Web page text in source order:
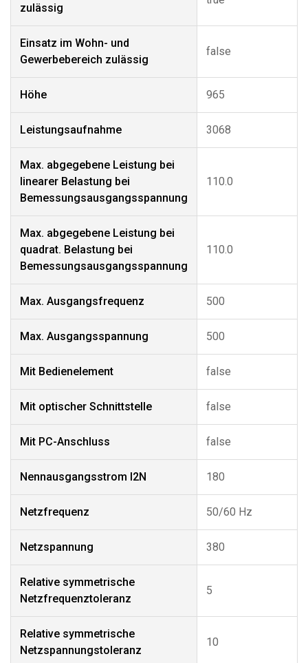
zulässig
Einsatz im Wohn- und
Gewerbebereich zulässig
false
Höhe 965
Leistungsaufnahme 3068
Max. abgegebene Leistung bei
linearer Belastung bei
Bemessungsausgangsspannung
110.0
Max. abgegebene Leistung bei
quadrat. Belastung bei
Bemessungsausgangsspannung
110.0
Max. Ausgangsfrequenz 500
Max. Ausgangsspannung 500
Mit Bedienelement false
Mit optischer Schnittstelle false
Mit PC-Anschluss false
Nennausgangsstrom I2N 180
Netzfrequenz 50/60 Hz
Netzspannung 380
Relative symmetrische
Netzfrequenztoleranz
5
Relative symmetrische
Netzspannungstoleranz
10